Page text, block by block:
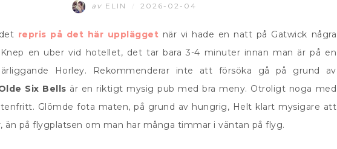
av ELIN 2026-02-04
repris på det här upplägget när vi hade en natt på Gatwick några
en uber vid hotellet, det tar bara 3-4 minuter innan man är på en
Horley. Rekommenderar inte att försöka gå på grund av
Six Bells är en riktigt mysig pub med bra meny. Otroligt noga med
Glömde fota maten, på grund av hungrig, Helt klart mysigare att
än på flygplatsen om man har många timmar i väntan på flyg.